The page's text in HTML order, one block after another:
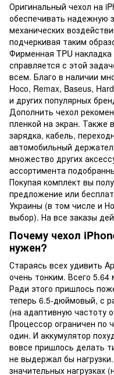
Оригинальный чехол на
обеспечивать надежную
механических
подчеркивая таким
Фирменная TPU
справляется с этой
всем. Благо в наличии
Hoco, Remax, Baseus,
и других популярных
Дополнить чехол
пленкой на экран. Также
зарядка, кабель,
автомобильный
множество других
ассортимента
Покупая комплект вы
предложение или
Украины (в том числе и
выбор). На все заказы
Почему чехол
нужен?
Стараясь всех удивить
очень тонким. Всего
Ради этого пришлось
теперь 6.5-дюймовый, с
(на адаптивную частоту
Процессор ограничен по
один. И аккумулятор
вовсе пришлось делать
не выдержал бы
значительных нагрузках